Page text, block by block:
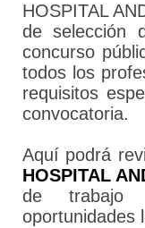
HOSPITAL
de selección
concurso
todos los
requisitos
convocatoria.
Aquí podrá
HOSPITAL
de trabajo
oportunidades